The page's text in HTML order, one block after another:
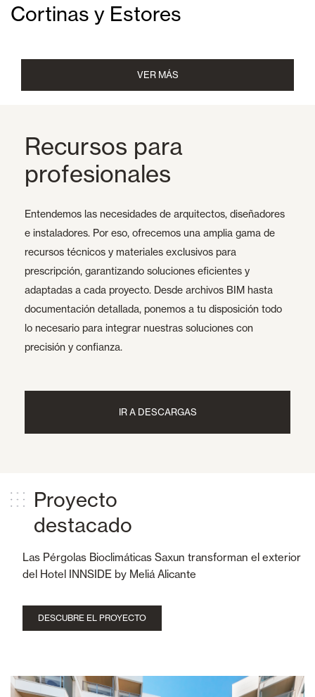
Cortinas y Estores
VER MÁS
Recursos para
profesionales
Entendemos las necesidades de arquitectos, diseñadores
e instaladores. Por eso, ofrecemos una amplia gama de
recursos técnicos y materiales exclusivos para
prescripción, garantizando soluciones eficientes y
adaptadas a cada proyecto. Desde archivos BIM hasta
documentación detallada, ponemos a tu disposición todo
lo necesario para integrar nuestras soluciones con
precisión y confianza.
IR A DESCARGAS
Proyecto
destacado
Las Pérgolas Bioclimáticas Saxun transforman el exterior
del Hotel INNSIDE by Meliá Alicante
DESCUBRE EL PROYECTO